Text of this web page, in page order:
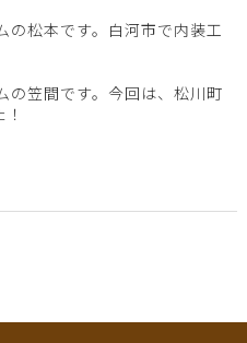
の松本です。白河市で内装工
の笠間です。今回は、松川町